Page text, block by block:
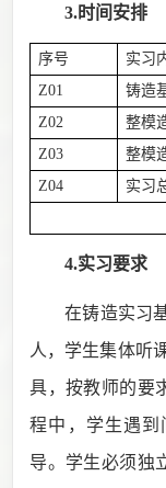
3.时间安排
序号 实习
Z01
铸造
Z02
整模
Z03
整模
Z04
实习
4.实习要求
在铸造实习
人，学生集体听
具，按教师的要
程中，学生遇
导。学生必须独